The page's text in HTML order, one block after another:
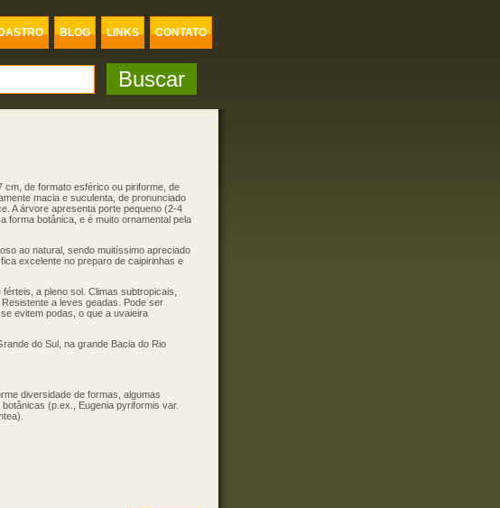
BLOG LINKS CONTATO
cm, de formato esférico ou piriforme, de
macia e suculenta, de pronunciado
A árvore apresenta porte pequeno (2-4
forma botânica, e é muito ornamental pela
ao natural, sendo muitíssimo apreciado
excelente no preparo de caipirinhas e
a pleno sol. Climas subtropicais,
a leves geadas. Pode ser
evitem podas, o que a uvaieira
do Sul, na grande Bacia do Rio
diversidade de formas, algumas
(p.ex., Eugenia pyriformis var.